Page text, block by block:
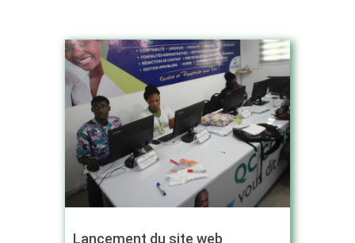
Lancement du site web